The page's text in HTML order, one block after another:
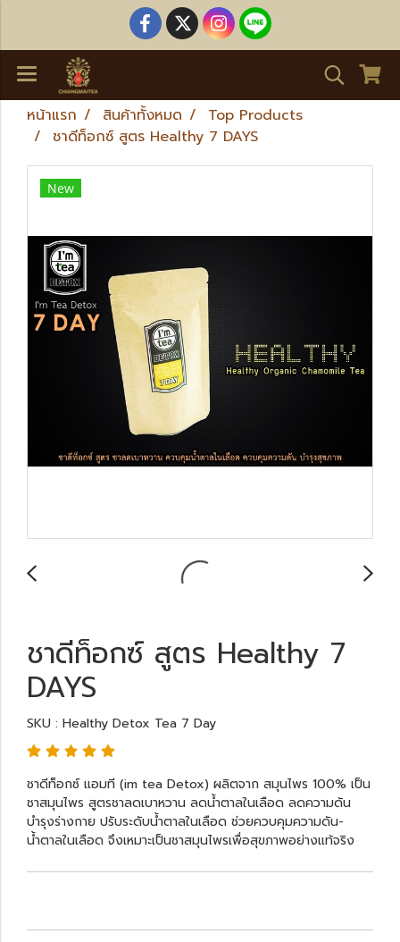
หน้าแรก สินค้าทั้งหมด
Top Products
ชาดีท็อกซ์ สูตร Healthy 7 DAYS
New
ชาดีท็อกซ์ สูตร Healthy 7
DAYS
SKU : Healthy Detox Tea 7 Day
ชาดีท็อกซ์ แอมที (im tea Detox) ผลิตจาก สมุนไพร 100% เป็น
ชาสมุนไพร สูตรชาลดเบาหวาน ลดน้ำตาลในเลือด ลดความดัน
บำรุงร่างกาย ปรับระดับน้ำตาลในเลือด ช่วยควบคุมความดัน-
น้ำตาลในเลือด จึงเหมาะเป็นชาสมุนไพรเพื่อสุขภาพอย่างแท้จริง